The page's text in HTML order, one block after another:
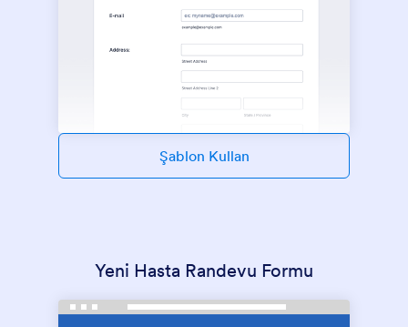
Şablon Kullan
Yeni Hasta Randevu Formu